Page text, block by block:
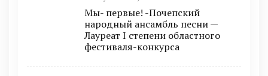
Мы- первые! -Почепский
народный ансамбль песни —
Лауреат I степени областного
фестиваля-конкурса